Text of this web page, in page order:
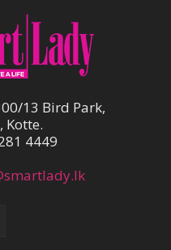
13 Bird Park,
Kotte.
4449